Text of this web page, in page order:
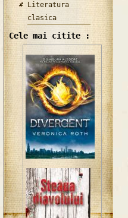
Literatura
clasica
Cele mai citite :